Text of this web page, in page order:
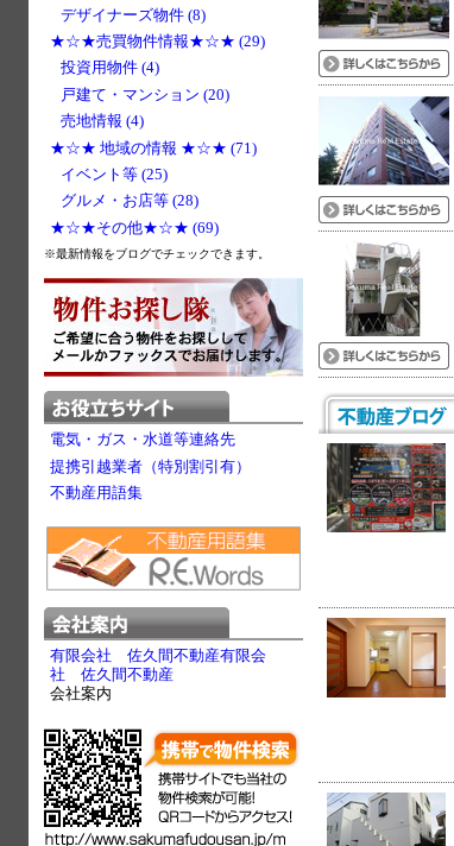
デザイナーズ物件 (8)
★☆★売買物件情報★☆★ (29)
投資用物件 (4)
戸建て・マンション (20)
売地情報 (4)
★☆★ 地域の情報 ★☆★ (71)
イベント等 (25)
グルメ・お店等 (28)
★☆★その他★☆★ (69)
※最新情報をブログでチェックできます。
電気・ガス・水道等連絡先
提携引越業者（特別割引有）
不動産用語集
有限会社 佐久間不動産有限会
社 佐久間不動産
会社案内